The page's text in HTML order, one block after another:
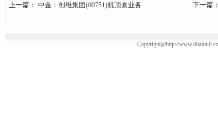
上一篇： 中金：创维集团(00751)机顶盒业务 下一篇
Copyright@http://